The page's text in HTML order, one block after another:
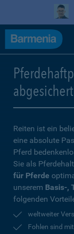
abgesichert
Reiten ist ein
eine absolute
Pferd
Sie als
für Pferde
unserem Basis-,
folgenden
weltweiter
Fohlen sind